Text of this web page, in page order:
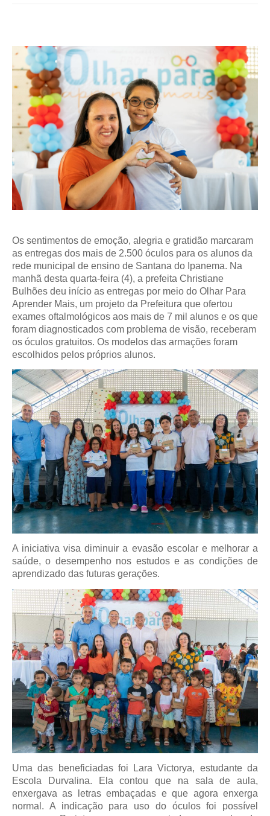
Os sentimentos de emoção, alegria e gratidão marcaram
as entregas dos mais de 2.500 óculos para os alunos da
rede municipal de ensino de Santana do Ipanema. Na
manhã desta quarta-feira (4), a prefeita Christiane
Bulhões deu início as entregas por meio do Olhar Para
Aprender Mais, um projeto da Prefeitura que ofertou
exames oftalmológicos aos mais de 7 mil alunos e os que
foram diagnosticados com problema de visão, receberam
os óculos gratuitos. Os modelos das armações foram
escolhidos pelos próprios alunos.
A iniciativa visa diminuir a evasão escolar e melhorar a
saúde, o desempenho nos estudos e as condições de
aprendizado das futuras gerações.
Uma das beneficiadas foi Lara Victorya, estudante da
Escola Durvalina. Ela contou que na sala de aula,
enxergava as letras embaçadas e que agora enxerga
normal. A indicação para uso do óculos foi possível